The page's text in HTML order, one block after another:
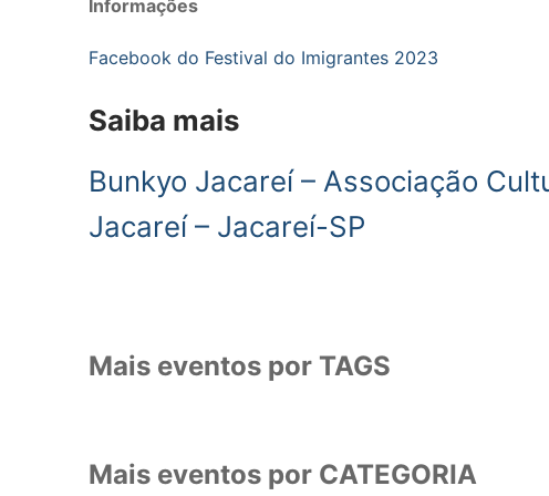
Informações
Facebook do Festival do Imigrantes 2023
Saiba mais
Bunkyo Jacareí – Associação
Jacareí – Jacareí-SP
Mais eventos por TAGS
Mais eventos por CATEGORIA